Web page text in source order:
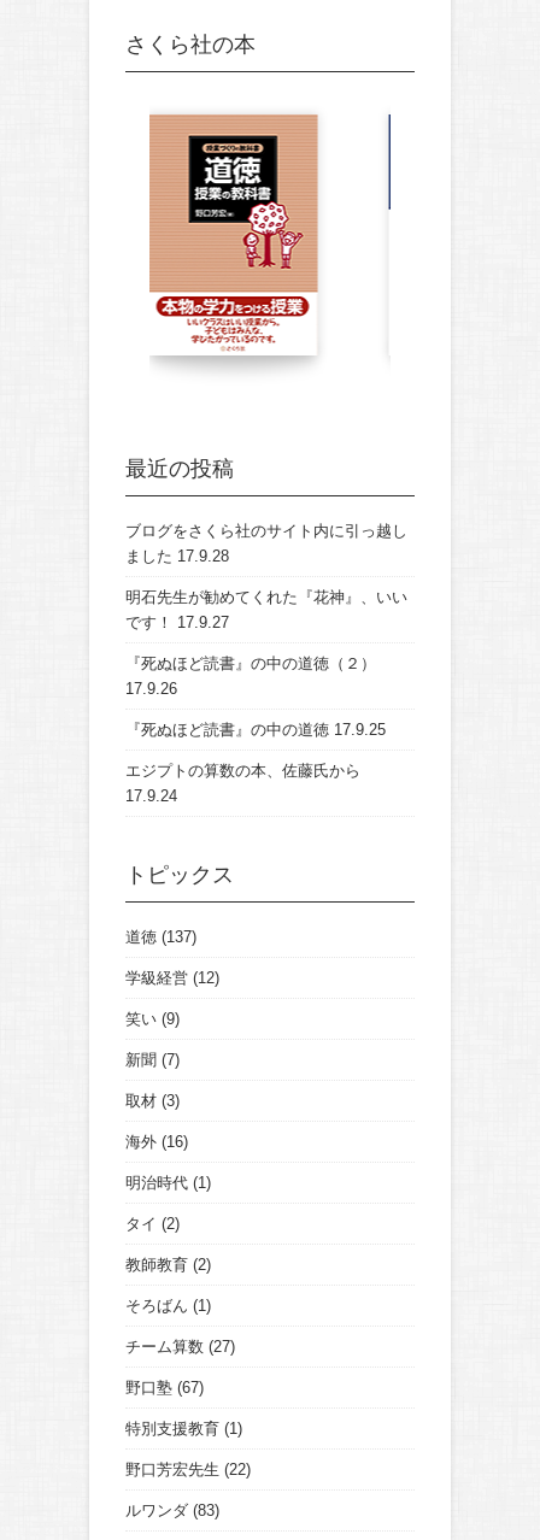
さくら社の本
最近の投稿
ブログをさくら社のサイト内に引っ越し
ました 17.9.28
明石先生が勧めてくれた『花神』、いい
です！
17.9.27
『死ぬほど読書』の中の道徳（２）
17.9.26
『死ぬほど読書』の中の道徳 17.9.25
エジプトの算数の本、佐藤氏から
17.9.24
トピックス
道徳 (137)
学級経営 (12)
笑い (9)
新聞 (7)
取材 (3)
海外 (16)
明治時代 (1)
タイ (2)
教師教育 (2)
そろばん (1)
チーム算数 (27)
野口塾 (67)
特別支援教育 (1)
野口芳宏先生 (22)
ルワンダ (83)